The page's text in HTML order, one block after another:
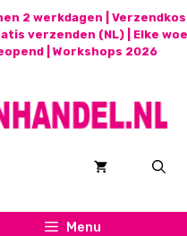
2 werkdagen |
verzenden (NL) | Elke
| Workshops 2026
Menu